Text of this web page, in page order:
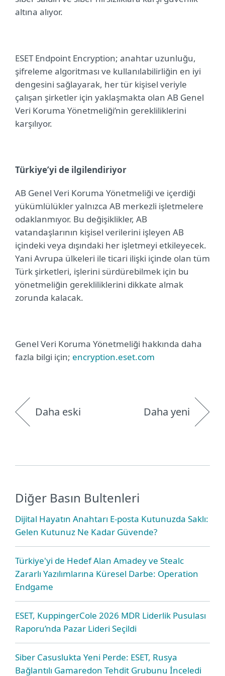
altına alıyor.
ESET Endpoint Encryption; anahtar uzunluğu,
şifreleme algoritması ve kullanılabilirliğin en iyi
dengesini sağlayarak, her tür kişisel veriyle
çalışan şirketler için yaklaşmakta olan AB Genel
Veri Koruma Yönetmeliği’nin gerekliliklerini
karşılıyor.
Türkiye’yi de ilgilendiriyor
AB Genel Veri Koruma Yönetmeliği ve içerdiği
yükümlülükler yalnızca AB merkezli işletmelere
odaklanmıyor. Bu değişiklikler, AB
vatandaşlarının kişisel verilerini işleyen AB
içindeki veya dışındaki her işletmeyi etkileyecek.
Yani Avrupa ülkeleri ile ticari ilişki içinde olan tüm
Türk şirketleri, işlerini sürdürebilmek için bu
yönetmeliğin gerekliliklerini dikkate almak
zorunda kalacak.
Genel Veri Koruma Yönetmeliği hakkında daha
fazla bilgi için; encryption.eset.com
Daha eski Daha yeni
Diğer Basın Bultenleri
Dijital Hayatın Anahtarı E-posta Kutunuzda Saklı:
Gelen Kutunuz Ne Kadar Güvende?
Türkiye'yi de Hedef Alan Amadey ve Stealc
Zararlı Yazılımlarına Küresel Darbe: Operation
Endgame
ESET, KuppingerCole 2026 MDR Liderlik Pusulası
Raporu’nda Pazar Lideri Seçildi
Siber Casuslukta Yeni Perde: ESET, Rusya
Bağlantılı Gamaredon Tehdit Grubunu İnceledi